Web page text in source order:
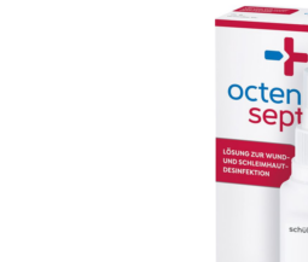
30 g, 80 g